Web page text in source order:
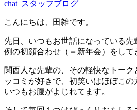
chat スタッフブログ
こんにちは、田雑です。
先日、いつもお世話になっている先
例の初顔合わせ（＝新年会）をして
関西人な先輩の、その軽快なトーク
ッコミが好きで、初笑いはほぼこの
いつもお腹がよじれてます。